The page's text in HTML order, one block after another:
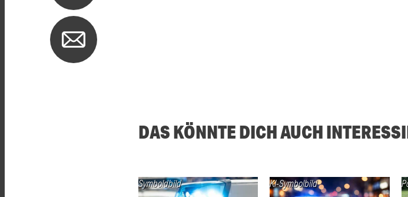
DAS KÖNNTE DICH AUCH
Symboldbild KI-Symbolbild